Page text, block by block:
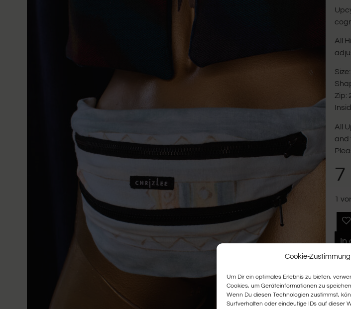
Cookie-
Um Dir ein optimales Erlebnis zu bieten,
Cookies, um Geräteinformationen zu
Wenn Du diesen Technologien zustimmst,
Surfverhalten oder eindeutige IDs auf dieser
All
Zip:
All
and
1
In